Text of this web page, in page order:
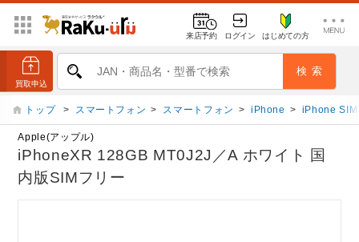
来店予約 ログイン はじめての方
トップ > スマートフォン > スマートフォン > iPhone > iPhone SIM
Apple(アップル)
iPhoneXR 128GB MT0J2J／A ホワイト 国
内版SIMフリー